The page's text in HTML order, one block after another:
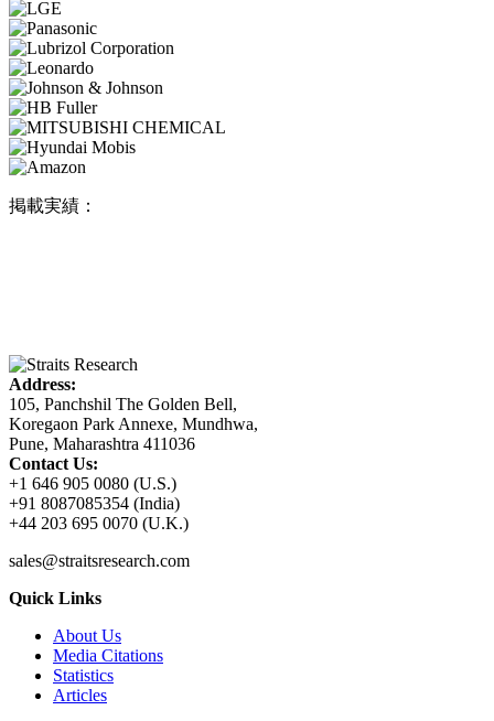
掲載実績：
Address:
105, Panchshil The Golden Bell,
Koregaon Park Annexe, Mundhwa,
Pune, Maharashtra 411036
Contact Us:
+1 646 905 0080 (U.S.)
+91 8087085354 (India)
+44 203 695 0070 (U.K.)
sales@straitsresearch.com
Quick Links
About Us
Media Citations
Statistics
Articles